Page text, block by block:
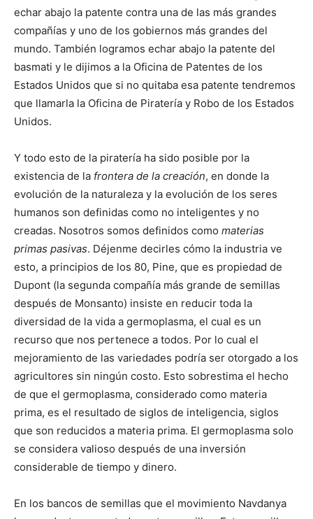
echar abajo la patente contra una de las más grandes
compañías y uno de los gobiernos más grandes del
mundo. También logramos echar abajo la patente del
basmati y le dijimos a la Oficina de Patentes de los
Estados Unidos que si no quitaba esa patente tendremos
que llamarla la Oficina de Piratería y Robo de los Estados
Unidos.
Y todo esto de la piratería ha sido posible por la
existencia de la frontera de la creación, en donde la
evolución de la naturaleza y la evolución de los seres
humanos son definidas como no inteligentes y no
creadas. Nosotros somos definidos como materias
primas pasivas. Déjenme decirles cómo la industria ve
esto, a principios de los 80, Pine, que es propiedad de
Dupont (la segunda compañía más grande de semillas
después de Monsanto) insiste en reducir toda la
diversidad de la vida a germoplasma, el cual es un
recurso que nos pertenece a todos. Por lo cual el
mejoramiento de las variedades podría ser otorgado a los
agricultores sin ningún costo. Esto sobrestima el hecho
de que el germoplasma, considerado como materia
prima, es el resultado de siglos de inteligencia, siglos
que son reducidos a materia prima. El germoplasma solo
se considera valioso después de una inversión
considerable de tiempo y dinero.
En los bancos de semillas que el movimiento Navdanya